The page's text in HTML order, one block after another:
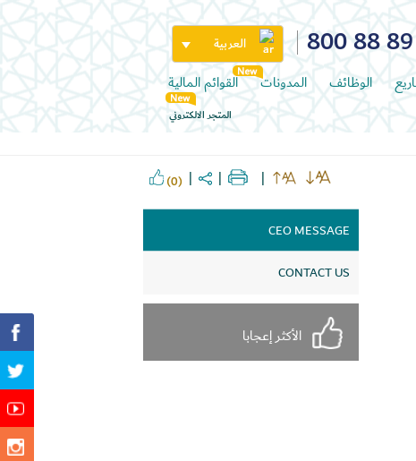
800 88 89 العربية
الوظائف المدونات القوائم المالية
المتجر الالكتروني
(0)
CEO MESSAGE
CONTACT US
الأكثر إعجابا